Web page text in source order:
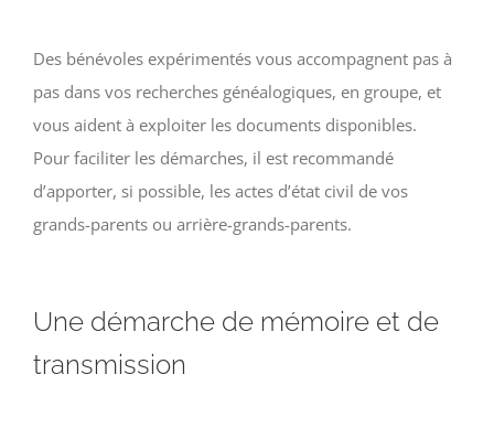
Des bénévoles expérimentés vous accompagnent pas à
pas dans vos recherches généalogiques, en groupe, et
vous aident à exploiter les documents disponibles.
Pour faciliter les démarches, il est recommandé
d’apporter, si possible, les actes d’état civil de vos
grands-parents ou arrière-grands-parents.
Une démarche de mémoire et de
transmission